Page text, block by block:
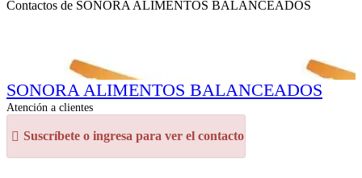
Contactos de SONORA ALIMENTOS BALANCEADOS
SONORA ALIMENTOS BALANCEADOS
Atención a clientes
Suscríbete o ingresa para ver el contacto